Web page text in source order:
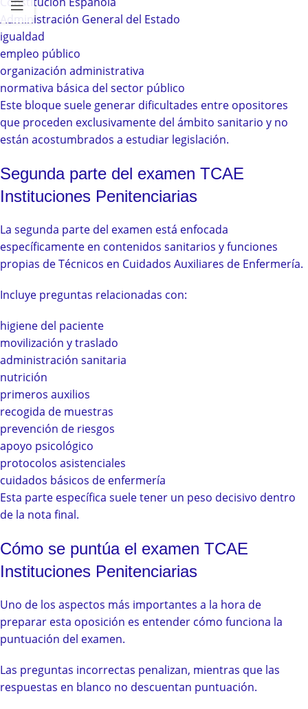
Administración General del Estado
igualdad
empleo público
organización administrativa
normativa básica del sector público
Este bloque suele generar dificultades entre opositores
que proceden exclusivamente del ámbito sanitario y no
están acostumbrados a estudiar legislación.
Segunda parte del examen TCAE
Instituciones Penitenciarias
La segunda parte del examen está enfocada
específicamente en contenidos sanitarios y funciones
propias de Técnicos en Cuidados Auxiliares de Enfermería.
Incluye preguntas relacionadas con:
higiene del paciente
movilización y traslado
administración sanitaria
nutrición
primeros auxilios
recogida de muestras
prevención de riesgos
apoyo psicológico
protocolos asistenciales
cuidados básicos de enfermería
Esta parte específica suele tener un peso decisivo dentro
de la nota final.
Cómo se puntúa el examen TCAE
Instituciones Penitenciarias
Uno de los aspectos más importantes a la hora de
preparar esta oposición es entender cómo funciona la
puntuación del examen.
Las preguntas incorrectas penalizan, mientras que las
respuestas en blanco no descuentan puntuación.